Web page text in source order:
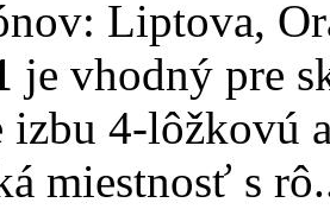
Liptova,
je vhodný pre
izbu 4-lôžkovú
miestnosť s